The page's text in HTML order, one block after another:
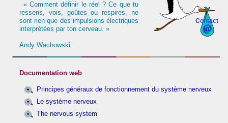
Contact
« Comment définir le réel ? Ce que tu
ressens, vois, goûtes ou respires, ne
sont rien que des impulsions électriques
interprétées par ton cerveau. »
Andy Wachowski
Documentation web
Principes généraux de fonctionnement du système nerveux
Le système nerveux
The nervous system